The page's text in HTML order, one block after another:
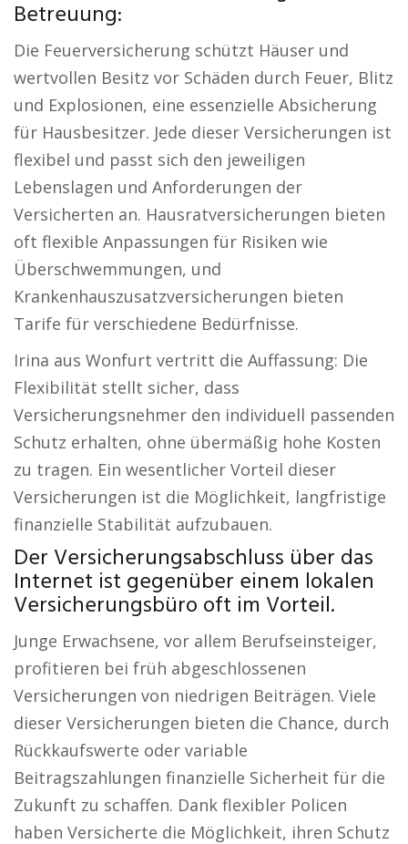
Betreuung:
Die Feuerversicherung schützt Häuser und
wertvollen Besitz vor Schäden durch Feuer, Blitz
und Explosionen, eine essenzielle Absicherung
für Hausbesitzer. Jede dieser Versicherungen ist
flexibel und passt sich den jeweiligen
Lebenslagen und Anforderungen der
Versicherten an. Hausratversicherungen bieten
oft flexible Anpassungen für Risiken wie
Überschwemmungen, und
Krankenhauszusatzversicherungen bieten
Tarife für verschiedene Bedürfnisse.
Irina aus Wonfurt vertritt die Auffassung: Die
Flexibilität stellt sicher, dass
Versicherungsnehmer den individuell passenden
Schutz erhalten, ohne übermäßig hohe Kosten
zu tragen. Ein wesentlicher Vorteil dieser
Versicherungen ist die Möglichkeit, langfristige
finanzielle Stabilität aufzubauen.
Der Versicherungsabschluss über das
Internet ist gegenüber einem lokalen
Versicherungsbüro oft im Vorteil.
Junge Erwachsene, vor allem Berufseinsteiger,
profitieren bei früh abgeschlossenen
Versicherungen von niedrigen Beiträgen. Viele
dieser Versicherungen bieten die Chance, durch
Rückkaufswerte oder variable
Beitragszahlungen finanzielle Sicherheit für die
Zukunft zu schaffen. Dank flexibler Policen
haben Versicherte die Möglichkeit, ihren Schutz